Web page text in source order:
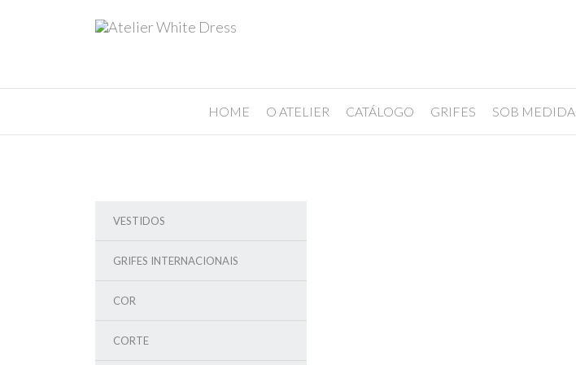
HOME O ATELIER CATÁLOGO GRIFES SOB MEDIDA
VESTIDOS
GRIFES INTERNACIONAIS
COR
CORTE